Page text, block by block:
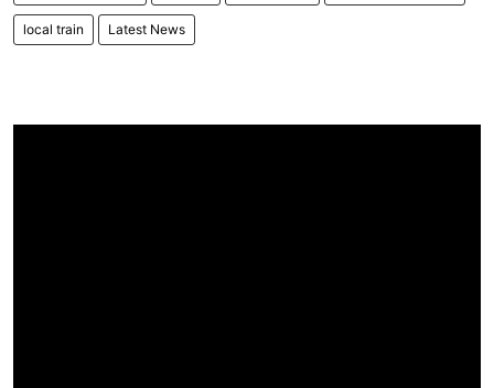
local train Latest News